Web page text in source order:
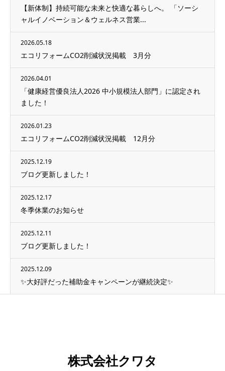
【新体制】持続可能な未来と快適な暮らしへ。 「ソーシ
ャルイノベーション＆ウェルネス営業...
2026.05.18
エコリフォームCO2削減状況掲載 3月分
2026.04.01
「健康経営優良法人2026 中小規模法人部門」に認定され
ました！
2026.01.23
エコリフォームCO2削減状況掲載 12月分
2025.12.19
ブログ更新しました！
2025.12.17
冬季休業のお知らせ
2025.12.11
ブログ更新しました！
2025.12.09
✨大好評だった補助金キャンペーンが継続決定✨
株式会社クワタ